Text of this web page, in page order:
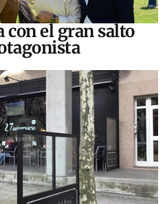
el gran salto